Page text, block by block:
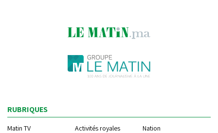
RUBRIQUES
Matin TV Activités royales
Nation